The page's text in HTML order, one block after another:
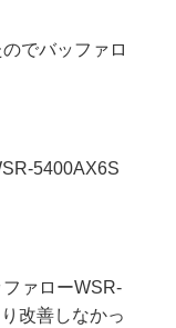
でバッファロ
5400AX6S
ァローWSR-
改善しなかっ